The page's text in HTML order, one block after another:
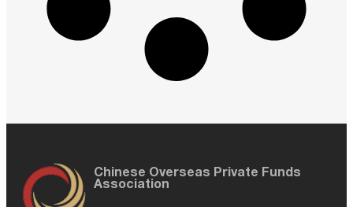
Chinese Overseas Private Funds
Association